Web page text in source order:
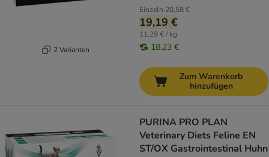
2 Varianten
Einzeln 20,58 €
19,19 €
11,29 € / kg
18,23 €
Zum Warenkorb
hinzufügen
PURINA PRO PLAN
Veterinary Diets Feline EN
ST/OX Gastrointestinal Huhn